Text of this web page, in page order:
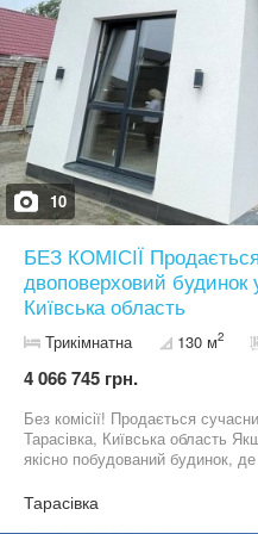
насолоджуватися природою.
покупця. Телефонуйте,
GLOREAL
10
БЕЗ КОМІСІЇ
двоповерховий будинок
Київська область
Трикімнатна 130 м2
4 066 745 грн.
Без комісії! Продається
Тарасівка, Київська область
якісно побудований будинок,
Загальна площа — 130 м² •
чистове оздоблення: -
Тарасівка